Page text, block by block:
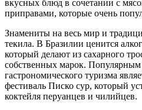
вкусных блюд в сочетании с
приправами, которые очень
Знамениты на весь мир и
текила. В Бразилии ценится
который делают из сахарного
собственных марок.
гастрономического туризма
фестиваль Писко сур, который
коктейля перуанцев и чилийцев.